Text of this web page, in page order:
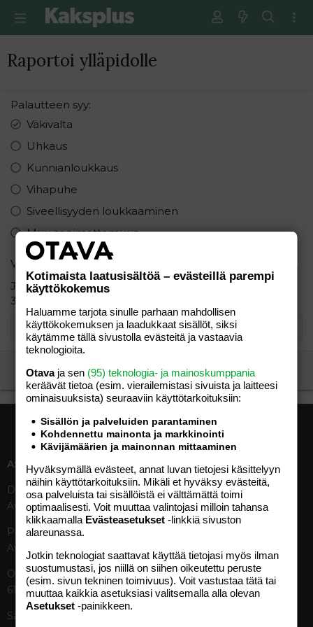
Raportoi ylläpidolle
Palautteen syy
Väkivalta
Uhkaus
Kunnianloukkaus
Vihapuhe
Siveellisyyden loukkaaminen
Muu sopimattomuus
Varmistus
Järjestä seuraavat numerot pienimmästä suurimpaan:
3 6 1
Ilmoita asiaton viesti
ASIAKASPALVELU
Digipalvelut (09) 156 6227
Avoinna ma–pe 8–19
Painettu lehti (09) 156 665
Avoinna ma–pe 8–19
Otavamedian vaihde (09) 156
61
Sähköposti (digi)
MEDIATIEDOT
Tekniset tiedot, aikataulut ja
ilmoitushinnat
Tietoa verkon kävijöistä
Avoimuusraportti
Käyttöehdot
TUOTTEET
Kotimaista laatusisältöä – evästeillä parempi
käyttökokemus
Haluamme tarjota sinulle parhaan mahdollisen
käyttökokemuksen ja laadukkaat sisällöt, siksi
käytämme tällä sivustolla evästeitä ja vastaavia
teknologioita.
Otavaja sen (95) teknologia- ja mainoskumppania
keräävät tietoa (esim. vierailemis­tasi sivuista ja laitteesi
ominaisuuk­sista) seuraaviin käyttötarkoituksiin:
Sisällön ja palveluiden parantaminen
Kohdennettu mainonta ja markkinointi
Kävijämäärien ja mainonnan mittaaminen
Hyväksymällä evästeet, annat luvan tietojesi käsittelyyn
näihin käyttötarkoituksiin. Mikäli et hyväksy evästeitä,
osa palveluista tai sisällöistä ei välttämättä toimi
optimaalisesti. Voit muuttaa valintojasi milloin tahansa
klikkaamalla Evästeasetukset -linkkiä sivuston
alareunassa.
Jotkin teknologiat saattavat käyttää tietojasi myös ilman
suostumustasi, jos niillä on siihen oikeutettu peruste
(esim. sivun tekninen toimivuus). Voit vastustaa tätä tai
muuttaa kaikkia asetuksiasi valitsemalla alla olevan
Asetukset -painikkeen.